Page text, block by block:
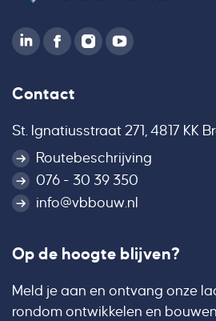
Contact
St. Ignatiusstraat 271, 4817 KK
Routebeschrijving
076 - 30 39 350
info@vbbouw.nl
Op de hoogte blijven?
Meld je aan en ontvang onze
rondom ontwikkelen en